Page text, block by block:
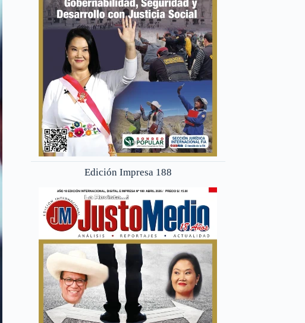
Edición Impresa 188